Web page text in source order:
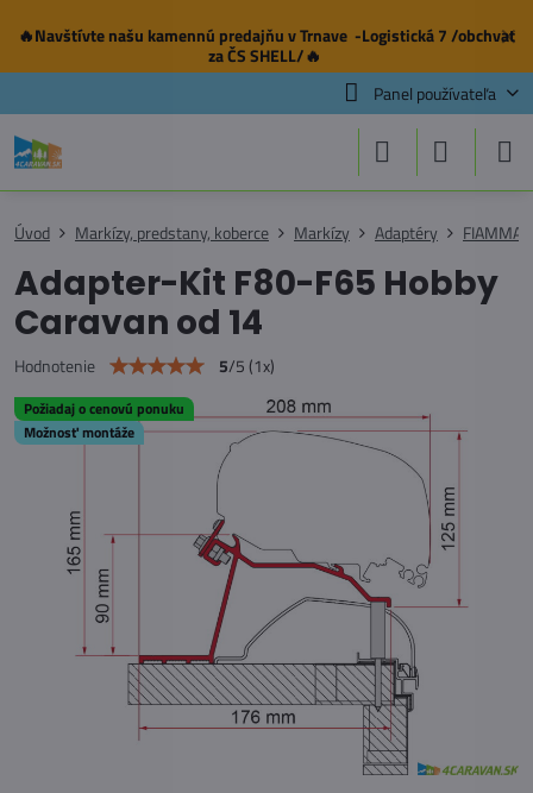
✕
🔥Navštívte našu kamennú predajňuv Trnave -Logistická 7 /obchvat
za ČS SHELL/🔥
Panel používateľa
Požiadaj o cenovú ponuku
Možnosť montáže
Úvod Markízy, predstany, koberce Markízy Adaptéry FIAMMA
Adapter-Kit F80-F65 Hobby
Caravan od 14
Hodnotenie 5/5(1x)